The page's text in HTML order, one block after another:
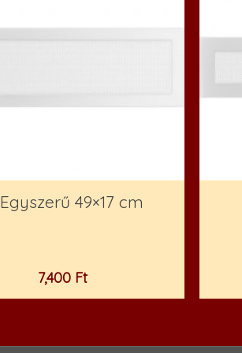
Egyszerű 49×17 cm
7,400 Ft